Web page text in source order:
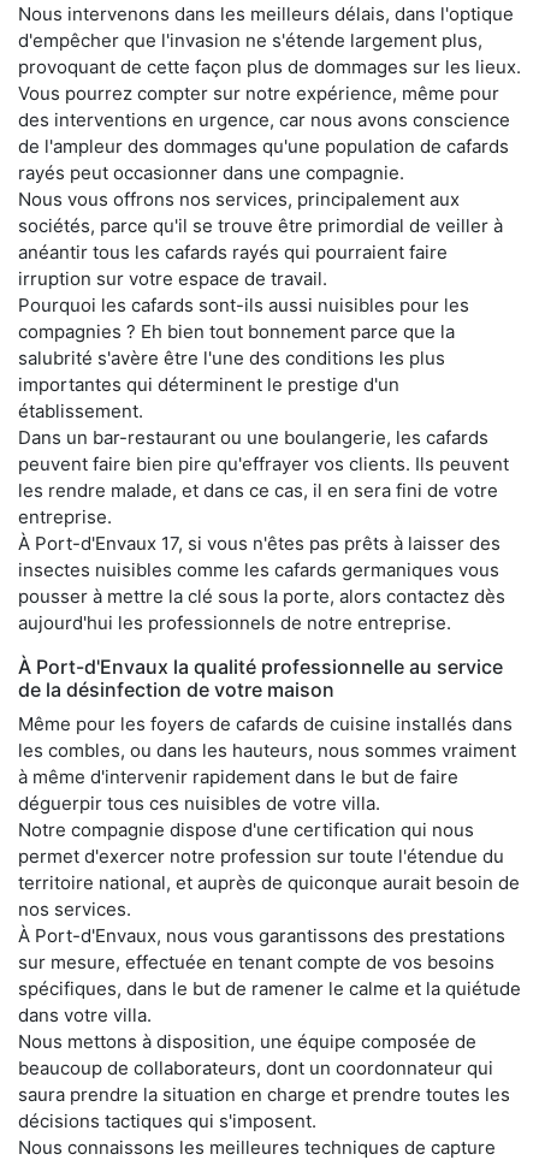
Nous intervenons dans les meilleurs délais, dans l'optique
d'empêcher que l'invasion ne s'étende largement plus,
provoquant de cette façon plus de dommages sur les lieux.
Vous pourrez compter sur notre expérience, même pour
des interventions en urgence, car nous avons conscience
de l'ampleur des dommages qu'une population de cafards
rayés peut occasionner dans une compagnie.
Nous vous offrons nos services, principalement aux
sociétés, parce qu'il se trouve être primordial de veiller à
anéantir tous les cafards rayés qui pourraient faire
irruption sur votre espace de travail.
Pourquoi les cafards sont-ils aussi nuisibles pour les
compagnies ? Eh bien tout bonnement parce que la
salubrité s'avère être l'une des conditions les plus
importantes qui déterminent le prestige d'un
établissement.
Dans un bar-restaurant ou une boulangerie, les cafards
peuvent faire bien pire qu'effrayer vos clients. Ils peuvent
les rendre malade, et dans ce cas, il en sera fini de votre
entreprise.
À Port-d'Envaux 17, si vous n'êtes pas prêts à laisser des
insectes nuisibles comme les cafards germaniques vous
pousser à mettre la clé sous la porte, alors contactez dès
aujourd'hui les professionnels de notre entreprise.
À Port-d'Envaux la qualité professionnelle au service
de la désinfection de votre maison
Même pour les foyers de cafards de cuisine installés dans
les combles, ou dans les hauteurs, nous sommes vraiment
à même d'intervenir rapidement dans le but de faire
déguerpir tous ces nuisibles de votre villa.
Notre compagnie dispose d'une certification qui nous
permet d'exercer notre profession sur toute l'étendue du
territoire national, et auprès de quiconque aurait besoin de
nos services.
À Port-d'Envaux, nous vous garantissons des prestations
sur mesure, effectuée en tenant compte de vos besoins
spécifiques, dans le but de ramener le calme et la quiétude
dans votre villa.
Nous mettons à disposition, une équipe composée de
beaucoup de collaborateurs, dont un coordonnateur qui
saura prendre la situation en charge et prendre toutes les
décisions tactiques qui s'imposent.
Nous connaissons les meilleures techniques de capture